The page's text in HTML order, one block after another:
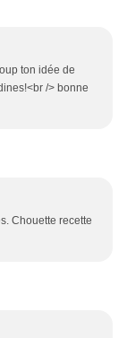
ton idée de
/> bonne
Chouette recette